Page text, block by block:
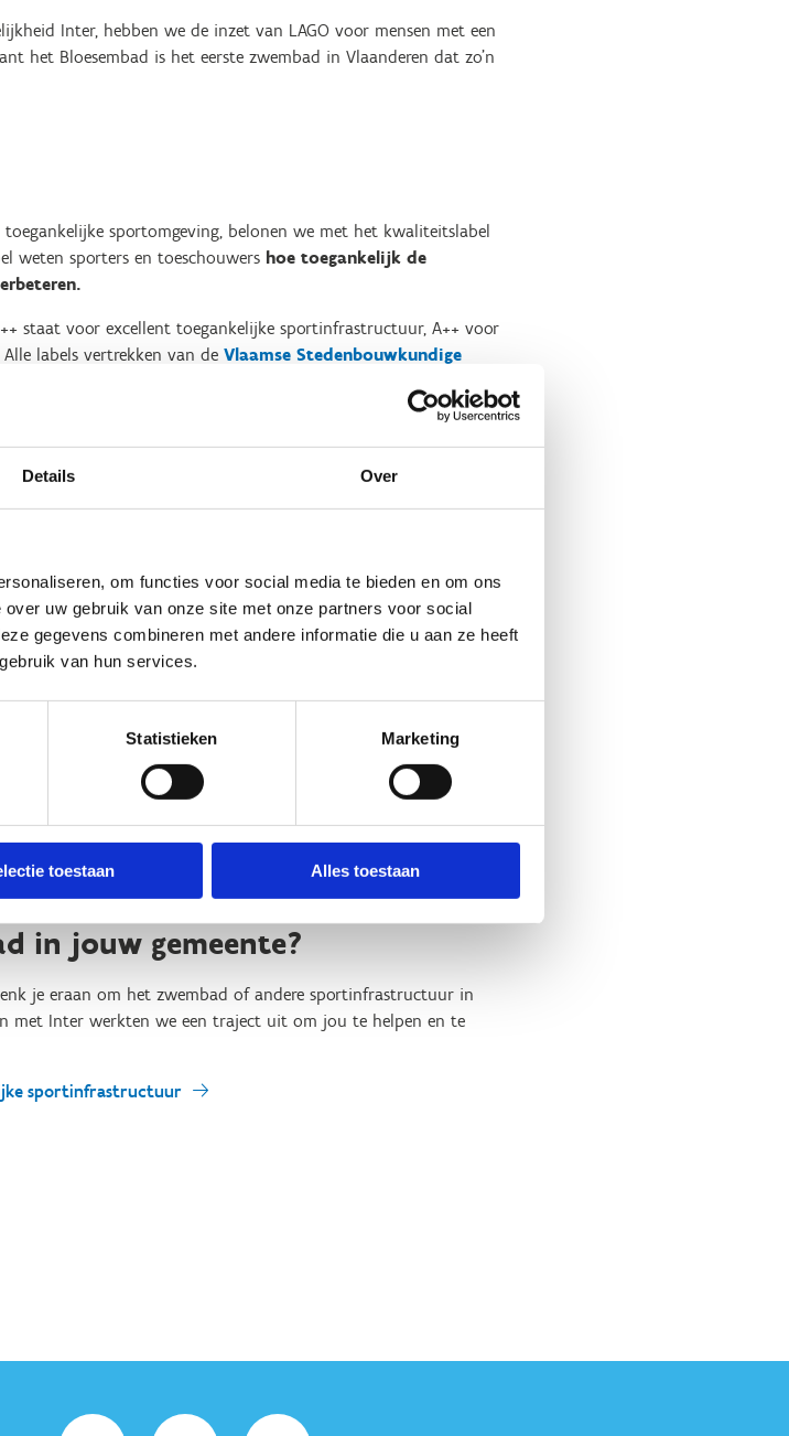
Details Over
om functies voor social media te bieden en om ons
uw gebruik van onze site met onze partners voor social
gegevens combineren met andere informatie die u aan ze heeft
van hun services.
Statistieken Marketing
toestaan Alles toestaan
Inter, hebben we de inzet van LAGO voor mensen met een
het Bloesembad is het eerste zwembad in Vlaanderen dat zo'n
sportomgeving, belonen we met het kwaliteitslabel
weten sporters en toeschouwers hoe toegankelijk de
staat voor excellent toegankelijke sportinfrastructuur, A++ voor
labels vertrekken van de Vlaamse Stedenbouwkundige
De hellingen en liften maken het zwembadcomplex
Rolstoelgebruikers kunnen er hun rolstoel inruilen voor een
speciaal verstelbare bodem en warmer water, een mobiele
denk aan mensen met autisme of mensen met een
dagelijks in prikkelarme uren (van 8.30 tot 16 uur, op woensdag
kunnen ontdekken.
met een beperking aan een verminderd tarief kunnen komen
in jouw gemeente?
je eraan om het zwembad of andere sportinfrastructuur in
met Inter werkten we een traject uit om jou te helpen en te
sportinfrastructuur